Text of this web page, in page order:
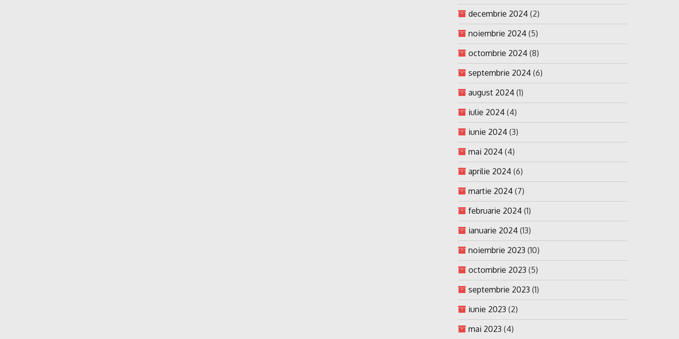
decembrie 2024 (2)
noiembrie 2024 (5)
octombrie 2024 (8)
septembrie 2024 (6)
august 2024 (1)
iulie 2024 (4)
iunie 2024 (3)
mai 2024 (4)
aprilie 2024 (6)
martie 2024 (7)
februarie 2024 (1)
ianuarie 2024 (13)
noiembrie 2023 (10)
octombrie 2023 (5)
septembrie 2023 (1)
iunie 2023 (2)
mai 2023 (4)